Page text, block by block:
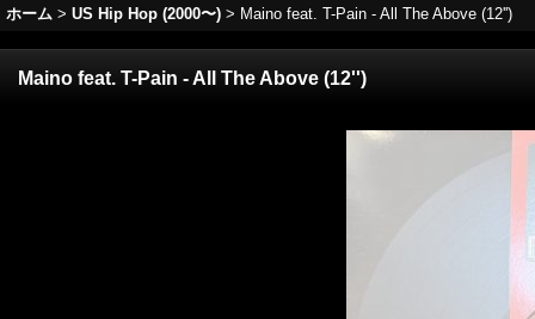
ホーム > US Hip Hop (2000〜) > Maino feat. T-Pain - All The Above (12'')
Maino feat. T-Pain - All The Above (12'')